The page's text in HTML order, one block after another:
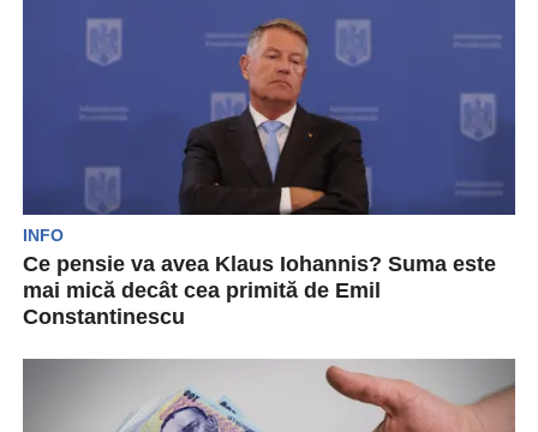
INFO
Ce pensie va avea Klaus Iohannis? Suma este
mai mică decât cea primită de Emil
Constantinescu
funcția de președinte al Romîniei. Astfel va